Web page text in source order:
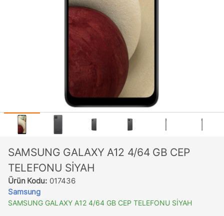
SAMSUNG GALAXY A12 4/64 GB CEP
TELEFONU SİYAH
Ürün Kodu: 017436
Samsung
SAMSUNG GALAXY A12 4/64 GB CEP TELEFONU SİYAH